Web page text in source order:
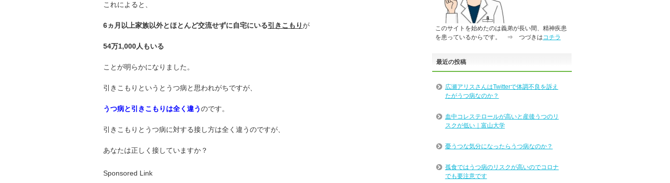
これによると、
6ヵ月以上家族以外とほとんど交流せずに自宅にいる引きこもりが
54万1,000人もいる
ことが明らかになりました。
引きこもりというとうつ病と思われがちですが、
うつ病と引きこもりは全く違うのです。
引きこもりとうつ病に対する接し方は全く違うのですが、
あなたは正しく接していますか？
Sponsored Link
このサイトを始めたのは義弟が長い間、精神疾患
を患っているからです。 ⇒ つづきはコチラ
最近の投稿
広瀬アリスさんはTwitterで体調不良を訴え
たがうつ病なのか？
血中コレステロールが高いと産後うつのリ
スクが低い｜富山大学
憂うつな気分になったらうつ病なのか？
孤食ではうつ病のリスクが高いのでコロナ
でも要注意です